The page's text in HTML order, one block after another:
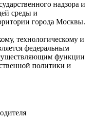
надзора и
среды и
города Москвы.
технологическому и
федеральным
функции
политики и
в установленной
и надзору в сфере
с пользованием
безопасности при